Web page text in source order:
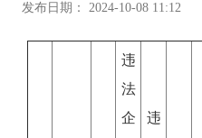
发布日期： 2024-10-08 11:12
违
法
企
违